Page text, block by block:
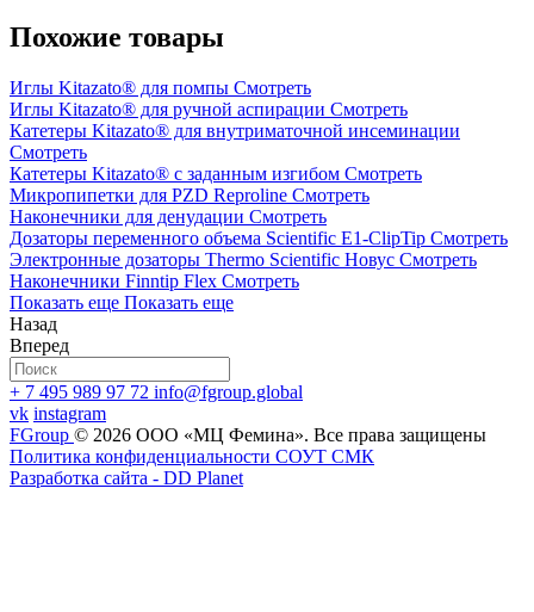
Катетер Kitazato® EC-PRO,
Катетер Kitazato® EC-PRO,
кат. № 215123
Длина катетера (см)
- 23
Тип - Стандарт
Видимость по всей
длине - Нет
Поддержка - Да
сравнению
Длина катетера (см)
- 18
Похожие товары
Иглы Kitazato® для помпы Смотреть
Иглы Kitazato® для ручной аспирации Смотреть
Катетеры Kitazato® для внутриматочной инсеминации
Смотреть
Катетеры Kitazato® с заданным изгибом Смотреть
Микропипетки для PZD Reproline Смотреть
Наконечники для денудации Смотреть
Дозаторы переменного объема Scientific Е1-ClipTip Смотреть
Электронные дозаторы Thermo Scientific Новус Смотреть
Наконечники Finntip Flex Смотреть
Показать еще Показать еще
Назад
Вперед
+ 7 495 989 97 72 info@fgroup.global
vk instagram
FGroup © 2026 ООО «МЦ Фемина». Все права защищены
Политика конфиденциальности СОУТ CМК
Разработка сайта - DD Planet